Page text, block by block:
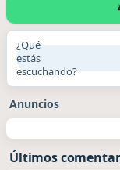
¿Qué
estás
escuchando?
Anuncios
Últimos